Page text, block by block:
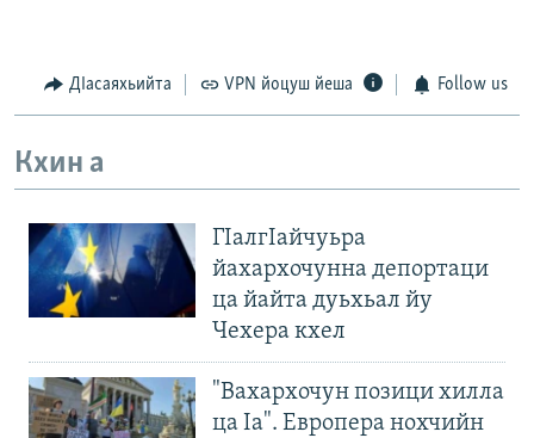
ДIасаяхьийта VPN йоцуш йеша Follow us
Кхин а
ГIалгIайчуьра
йахархочунна депортаци
ца йайта дуьхьал йу
Чехера кхел
"Вахархочун позици хилла
ца Iа". Европера нохчийн